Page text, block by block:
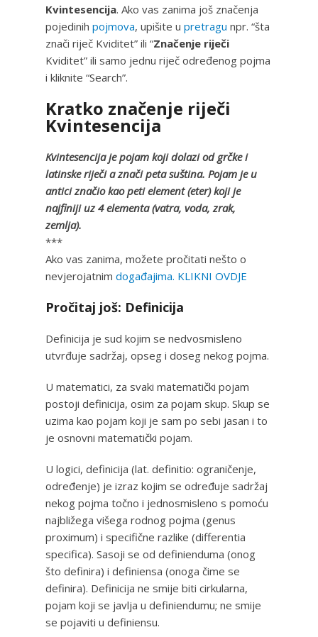
Kvintesencija. Ako vas zanima još značenja
pojedinih pojmova, upišite u pretragu npr. “šta
znači riječ Kviditet” ili “Značenje riječi
Kviditet” ili samo jednu riječ određenog pojma
i kliknite “Search”.
Kratko značenje riječi
Kvintesencija
Kvintesencija je pojam koji dolazi od grčke i
latinske riječi a znači peta suština. Pojam je u
antici značio kao peti element (eter) koji je
najfiniji uz 4 elementa (vatra, voda, zrak,
zemlja).
***
Ako vas zanima, možete pročitati nešto o
nevjerojatnim događajima. KLIKNI OVDJE
Pročitaj još: Definicija
Definicija je sud kojim se nedvosmisleno
utvrđuje sadržaj, opseg i doseg nekog pojma.
U matematici, za svaki matematički pojam
postoji definicija, osim za pojam skup. Skup se
uzima kao pojam koji je sam po sebi jasan i to
je osnovni matematički pojam.
U logici, definicija (lat. definitio: ograničenje,
određenje) je izraz kojim se određuje sadržaj
nekog pojma točno i jednosmisleno s pomoću
najbližega višega rodnog pojma (genus
proximum) i specifične razlike (differentia
specifica). Sasoji se od definienduma (onog
što definira) i definiensa (onoga čime se
definira). Definicija ne smije biti cirkularna,
pojam koji se javlja u definiendumu; ne smije
se pojaviti u definiensu.